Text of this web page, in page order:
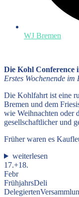
WJ Bremen
Die Kohl Conference
Erstes Wochenende im
Die Kohlfahrt ist eine
Bremen und dem
wie Weihnachten oder
gesellschaftlicher und
Früher waren es
weiterlesen
17.+18.
Febr
FrühjahrsDeli